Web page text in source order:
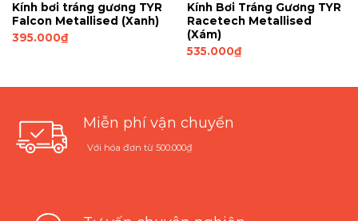
Kính bơi tráng gương TYR
Falcon Metallised (Xanh)
395.000₫
Kính Bơi Tráng Gương TYR
Racetech Metallised
(Xám)
535.000₫
Miễn phí vận chuyển
Với hóa đơn từ 500.000₫